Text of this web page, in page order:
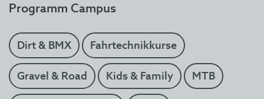
Programm Campus
Dirt & BMX Fahrtechnikkurse
Gravel & Road Kids & Family MTB